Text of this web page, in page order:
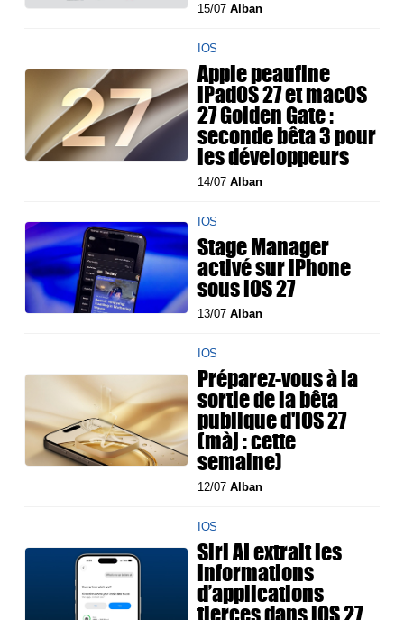
15/07Alban
IOS
Apple peaufine
iPadOS 27 et macOS
27 Golden Gate :
seconde bêta 3 pour
les développeurs
14/07Alban
IOS
Stage Manager
activé sur iPhone
sous iOS 27
13/07Alban
IOS
Préparez-vous à la
sortie de la bêta
publique d'iOS 27
(màj : cette
semaine)
12/07Alban
IOS
Siri AI extrait les
informations
d’applications
tierces dans iOS 27